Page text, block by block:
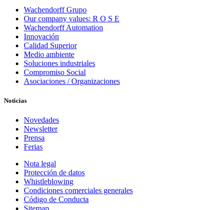
Wachendorff Grupo
Our company values: R O S E
Wachendorff Automation
Innovación
Calidad Superior
Medio ambiente
Soluciones industriales
Compromiso Social
Asociaciones / Organizaciones
Noticias
Novedades
Newsletter
Prensa
Ferias
Nota legal
Protección de datos
Whistleblowing
Condiciones comerciales generales
Código de Conducta
Sitemap